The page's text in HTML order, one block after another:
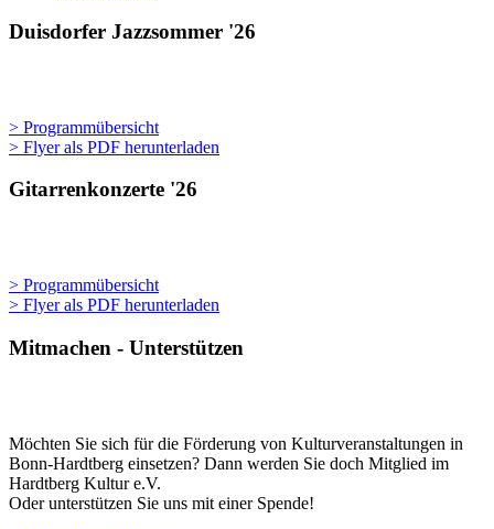
Duisdorfer Jazzsommer '26
> Programmübersicht
> Flyer als PDF herunterladen
Gitarrenkonzerte '26
> Programmübersicht
> Flyer als PDF herunterladen
Mitmachen - Unterstützen
Möchten Sie sich für die Förderung von Kulturveranstaltungen in
Bonn-Hardtberg einsetzen? Dann werden Sie doch Mitglied im
Hardtberg Kultur e.V.
Oder unterstützen Sie uns mit einer Spende!